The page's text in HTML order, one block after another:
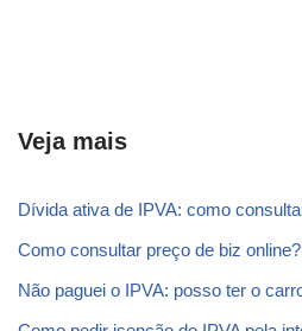
Veja mais
Dívida ativa de IPVA: como
Como consultar preço de biz
Não paguei o IPVA: posso ter o